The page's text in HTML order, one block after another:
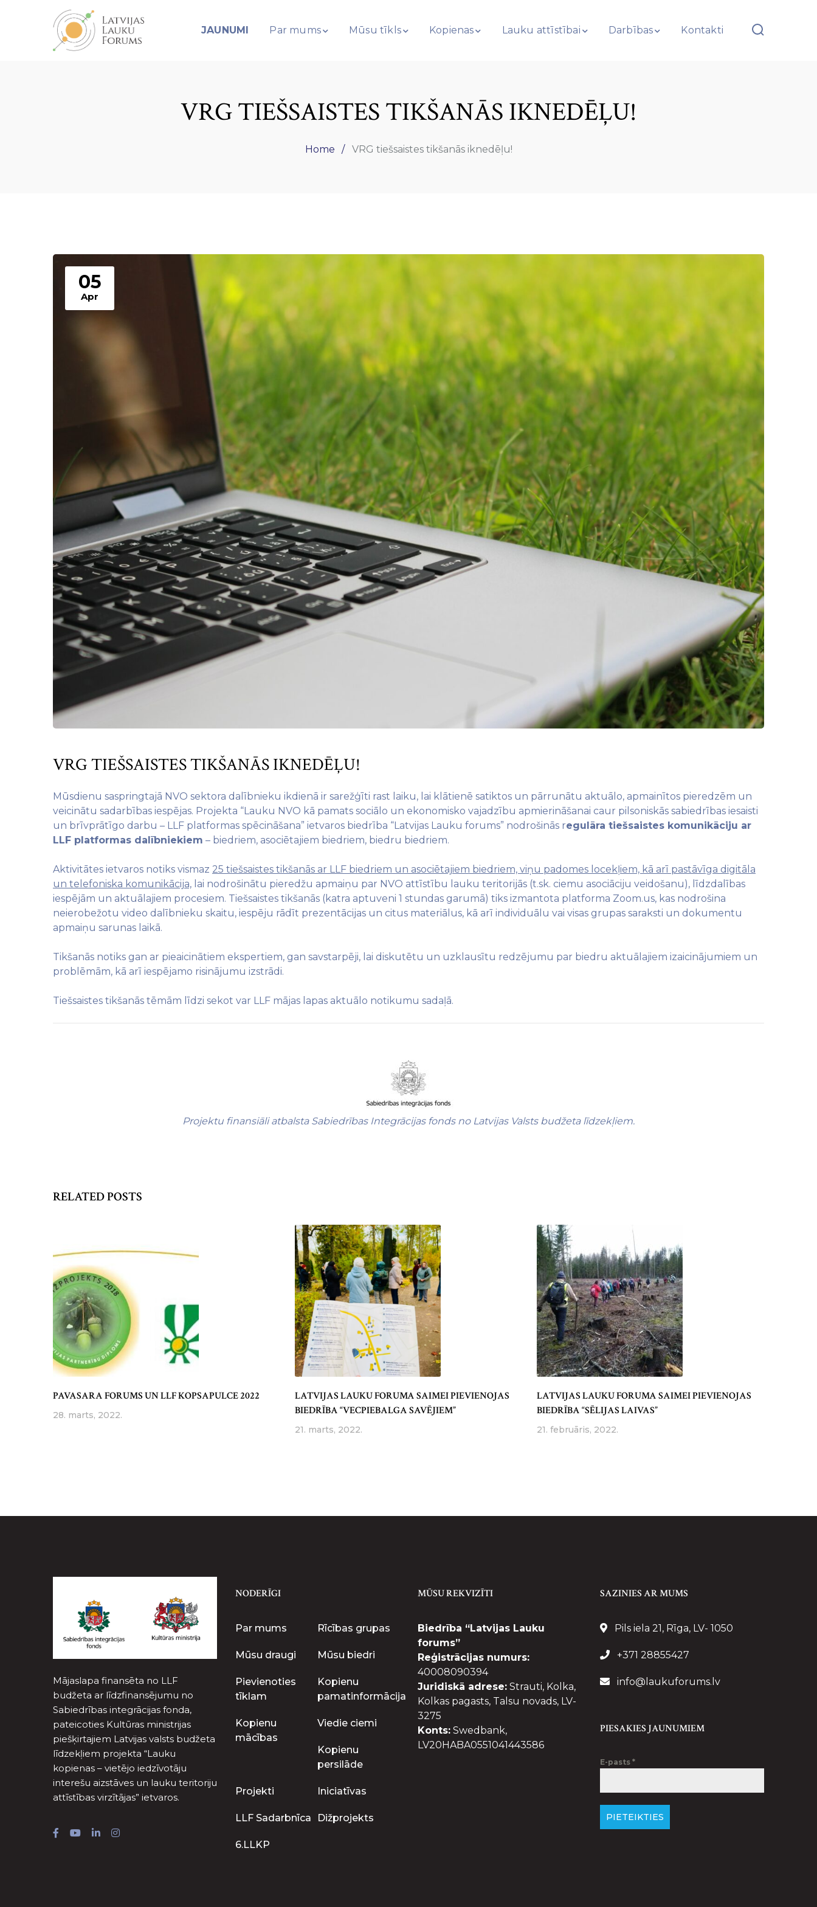
JAUNUMI Par mums Mūsu tīkls Kopienas Lauku attīstībai Darbības Kontakti
VRG TIEŠSAISTES TIKŠANĀS IKNEDĒĻU!
Home VRG tiešsaistes tikšanās iknedēļu!
05
Apr
VRG TIEŠSAISTES TIKŠANĀS IKNEDĒĻU!
Mūsdienu saspringtajā NVO sektora dalībnieku ikdienā ir sarežģīti rast laiku, lai klātienē satiktos un pārrunātu aktuālo, apmainītos pieredzēm un
veicinātu sadarbības iespējas. Projekta “Lauku NVO kā pamats sociālo un ekonomisko vajadzību apmierināšanai caur pilsoniskās sabiedrības iesaisti
un brīvprātīgo darbu – LLF platformas spēcināšana” ietvaros biedrība “Latvijas Lauku forums” nodrošinās regulāra tiešsaistes komunikāciju ar
LLF platformas dalībniekiem – biedriem, asociētajiem biedriem, biedru biedriem.
Aktivitātes ietvaros notiks vismaz 25 tiešsaistes tikšanās ar LLF biedriem un asociētajiem biedriem, viņu padomes locekļiem, kā arī pastāvīga digitāla
un telefoniska komunikācija, lai nodrošinātu pieredžu apmaiņu par NVO attīstību lauku teritorijās (t.sk. ciemu asociāciju veidošanu), līdzdalības
iespējām un aktuālajiem procesiem. Tiešsaistes tikšanās (katra aptuveni 1 stundas garumā) tiks izmantota platforma Zoom.us, kas nodrošina
neierobežotu video dalībnieku skaitu, iespēju rādīt prezentācijas un citus materiālus, kā arī individuālu vai visas grupas saraksti un dokumentu
apmaiņu sarunas laikā.
Tikšanās notiks gan ar pieaicinātiem ekspertiem, gan savstarpēji, lai diskutētu un uzklausītu redzējumu par biedru aktuālajiem izaicinājumiem un
problēmām, kā arī iespējamo risinājumu izstrādi.
Tiešsaistes tikšanās tēmām līdzi sekot var LLF mājas lapas aktuālo notikumu sadaļā.
Projektu finansiāli atbalsta Sabiedrības Integrācijas fonds no Latvijas Valsts budžeta līdzekļiem.
RELATED POSTS
PAVASARA FORUMS UN LLF KOPSAPULCE 2022
28. marts, 2022.
LATVIJAS LAUKU FORUMA SAIMEI PIEVIENOJAS
BIEDRĪBA “VECPIEBALGA SAVĒJIEM”
21. marts, 2022.
LATVIJAS LAUKU FORUMA SAIMEI PIEVIENOJAS
BIEDRĪBA “SĒLIJAS LAIVAS”
21. februāris, 2022.
Mājaslapa finansēta no LLF
budžeta ar līdzfinansējumu no
Sabiedrības integrācijas fonda,
pateicoties Kultūras ministrijas
piešķirtajiem Latvijas valsts budžeta
līdzekļiem projekta “Lauku
kopienas – vietējo iedzīvotāju
interešu aizstāves un lauku teritoriju
attīstības virzītājas” ietvaros.
NODERĪGI
Par mums Rīcības grupas
Mūsu draugi Mūsu biedri
Pievienoties
tīklam
Kopienu
pamatinformācija
Kopienu
mācības
Viedie ciemi
Kopienu
persilāde
Projekti Iniciatīvas
LLF Sadarbnīca Dižprojekts
6.LLKP
MŪSU REKVIZĪTI
Biedrība “Latvijas Lauku
forums”
Reģistrācijas numurs:
40008090394
Juridiskā adrese: Strauti, Kolka,
Kolkas pagasts, Talsu novads, LV-
3275
Konts: Swedbank,
LV20HABA0551041443586
SAZINIES AR MUMS
Pils iela 21, Rīga, LV- 1050
+371 28855427
info@laukuforums.lv
PIESAKIES JAUNUMIEM
E-pasts *
PIETEIKTIES